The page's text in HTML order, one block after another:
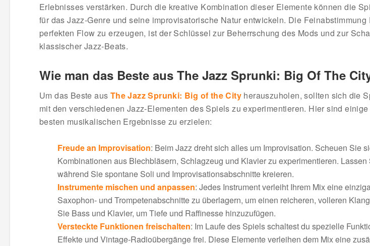
Erlebnisses verstärken. Durch die kreative Kombination dieser Elemente können die
für das Jazz-Genre und seine improvisatorische Natur entwickeln. Die Feinabstimmung
perfekten Flow zu erzeugen, ist der Schlüssel zur Beherrschung des Mods und zur
klassischer Jazz-Beats.
Wie man das Beste aus The Jazz Sprunki: Big Of The
Um das Beste aus The Jazz Sprunki: Big of the City herauszuholen, sollten sich die
mit den verschiedenen Jazz-Elementen des Spiels zu experimentieren. Hier sind
besten musikalischen Ergebnisse zu erzielen:
Freude an Improvisation: Beim Jazz dreht sich alles um Improvisation. Scheuen Sie
Kombinationen aus Blechbläsern, Schlagzeug und Klavier zu experimentieren.
während Sie spontane Soli und Improvisationsabschnitte kreieren.
Instrumente mischen und anpassen: Jedes Instrument verleiht Ihrem Mix eine
Saxophon- und Trompetenabschnitte zu überlagern, um einen reicheren, volleren
Sie Bass und Klavier, um Tiefe und Raffinesse hinzuzufügen.
Versteckte Funktionen freischalten: Im Laufe des Spiels schaltest du spezielle
Effekte und Vintage-Radioübergänge frei. Diese Elemente verleihen dem Mix eine